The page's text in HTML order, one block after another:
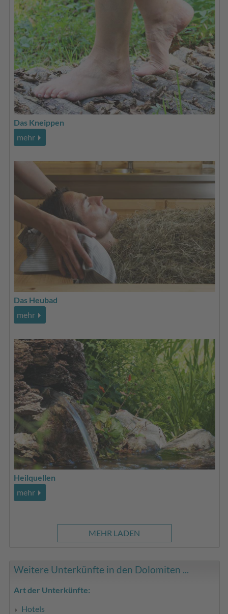
Das Kneippen
mehr
Das Heubad
mehr
Heilquellen
mehr
MEHR LADEN
Weitere Unterkünfte in den Dolomiten ...
Art der Unterkünfte:
Hotels